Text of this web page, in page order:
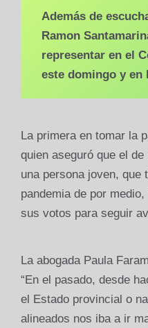
Además de
Ramon
representar en el
este domingo y en
La primera en tomar la
quien aseguró que el de
una persona joven, que
pandemia de por
sus votos para seguir
La abogada Paula
“En el pasado, desde
el Estado provincial o
alineados nos iba a ir